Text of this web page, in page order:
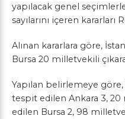
yapılacak genel
sayılarını içeren kararları
Alınan kararlara göre,
Bursa 20 milletvekili
Yapılan belirlemeye
tespit edilen Ankara 3, 20
edilen Bursa 2, 98